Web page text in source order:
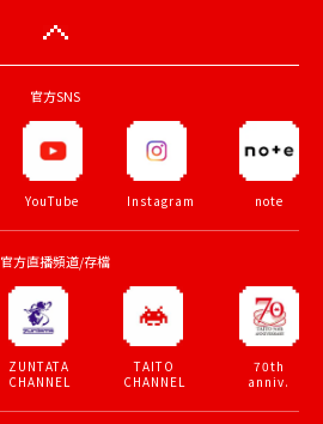
官方SNS
YouTube Instagram note
官方直播頻道/存檔
ZUNTATA
CHANNEL
TAITO
CHANNEL
70th
anniv.